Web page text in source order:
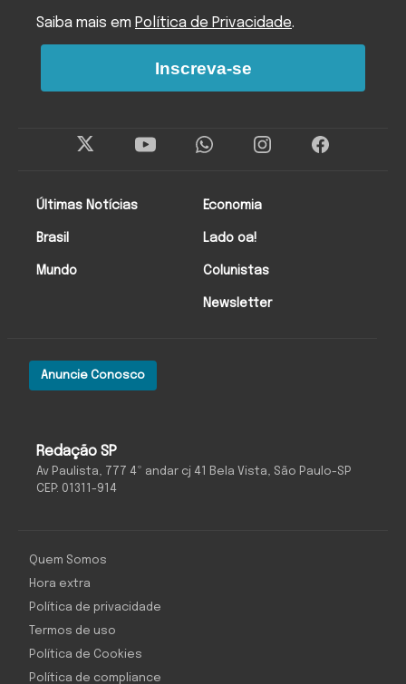
Redação SP
Av Paulista, 777 4º andar cj 41 Bela Vista, São Paulo-SP
CEP: 01311-914
Anuncie Conosco
Últimas Notícias
Brasil
Mundo
Economia
Lado oa!
Colunistas
Newsletter
Saiba mais em Política de Privacidade.
Inscreva-se
Quem Somos
Hora extra
Política de privacidade
Termos de uso
Política de Cookies
Política de compliance